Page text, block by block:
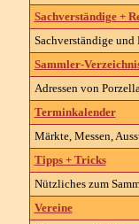
Sachverständige +
Sachverständige und
Sammler-
Adressen von
Terminkalender
Märkte, Messen,
Tipps + Tricks
Nützliches zum
Vereine